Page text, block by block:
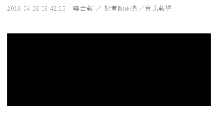
2016-04-28 09:42:25 聯合報 ／ 記者陳雨鑫／台北報導